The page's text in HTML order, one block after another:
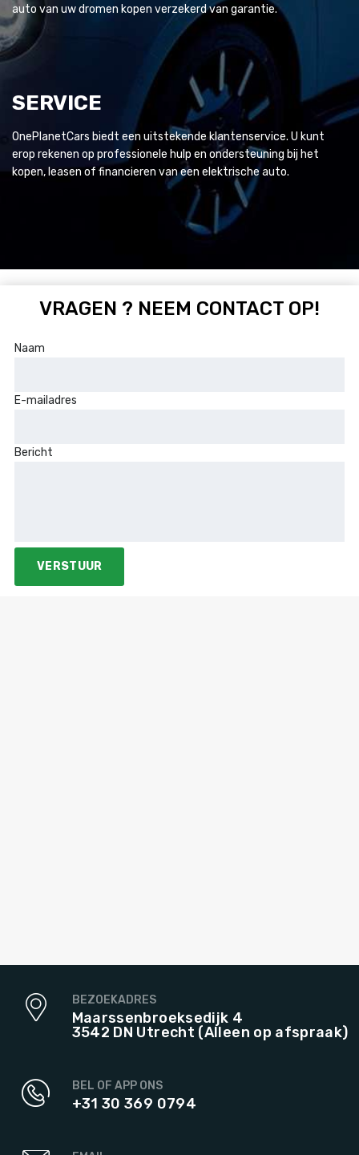
auto van uw dromen kopen verzekerd van garantie.
SERVICE
OnePlanetCars biedt een uitstekende klantenservice. U kunt
erop rekenen op professionele hulp en ondersteuning bij het
kopen, leasen of financieren van een elektrische auto.
VRAGEN ? NEEM CONTACT OP!
Naam
E-mailadres
Bericht
BEZOEKADRES
Maarssenbroeksedijk 4
3542 DN Utrecht (Alleen op afspraak)
BEL OF APP ONS
+31 30 369 0794